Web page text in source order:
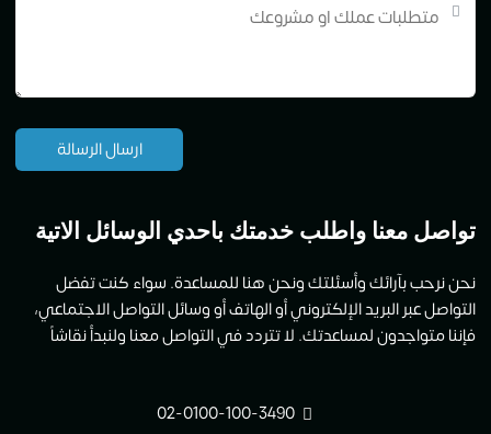
تواصل معنا واطلب خدمتك باحدي الوسائل الاتية
نحن نرحب بآرائك وأسئلتك ونحن هنا للمساعدة. سواء كنت تفضل
التواصل عبر البريد الإلكتروني أو الهاتف أو وسائل التواصل الاجتماعي،
فإننا متواجدون لمساعدتك. لا تتردد في التواصل معنا ولنبدأ نقاشاً
02-0100-100-3490